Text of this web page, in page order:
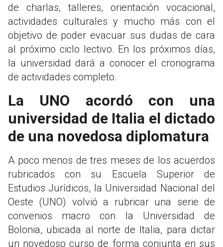
de charlas, talleres, orientación vocacional,
actividades culturales y mucho más con el
objetivo de poder evacuar sus dudas de cara
al próximo ciclo lectivo. En los próximos días,
la universidad dará a conocer el cronograma
de actividades completo.
La UNO acordó con una
universidad de Italia el dictado
de una novedosa diplomatura
A poco menos de tres meses de los acuerdos
rubricados con su Escuela Superior de
Estudios Jurídicos, la Universidad Nacional del
Oeste (UNO) volvió a rubricar una serie de
convenios macro con la Universidad de
Bolonia, ubicada al norte de Italia, para dictar
un novedoso curso de forma conjunta en sus